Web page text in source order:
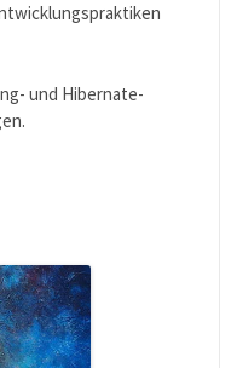
und Hibernate-